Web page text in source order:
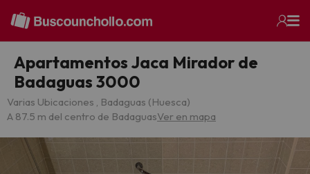
Apartamentos Jaca Mirador de
Badaguas 3000
Varias Ubicaciones , Badaguas (Huesca)
A 87.5 m del centro de BadaguasVer en mapa